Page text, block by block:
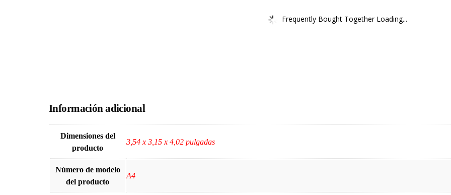
Frequently Bought Together Loading...
Información adicional
Dimensiones del
producto
3,54 x 3,15 x 4,02 pulgadas
Número de modelo
del producto
A4